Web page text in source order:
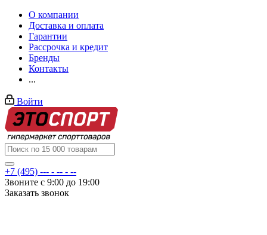
О компании
Доставка и оплата
Гарантии
Рассрочка и кредит
Бренды
Контакты
...
Войти
+7 (495) --- - -- - --
Звоните с 9:00 до 19:00
Заказать звонок